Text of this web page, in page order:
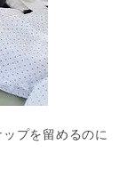
神奈川県 全域
プを留めるのに